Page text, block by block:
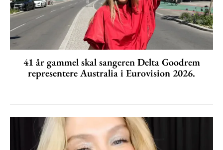
41 år gammel skal sangeren Delta Goodrem
representere Australia i Eurovision 2026.